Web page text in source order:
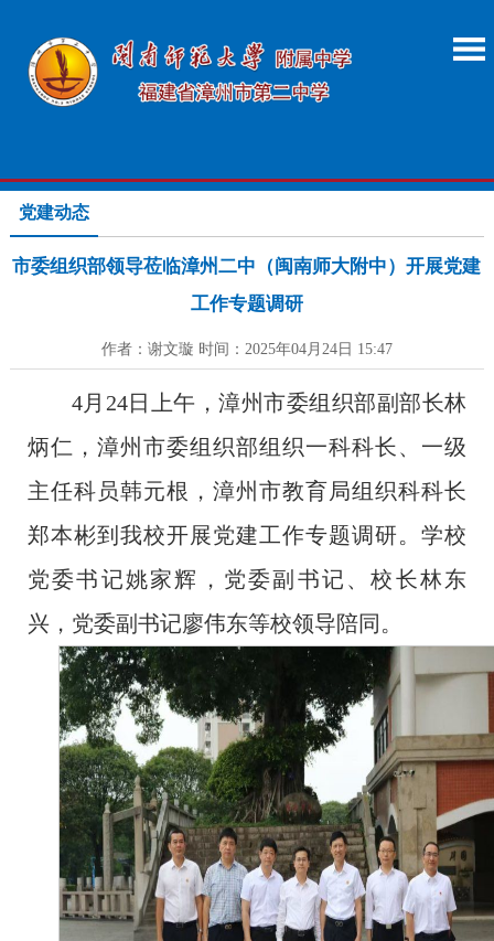
党建动态
市委组织部领导莅临漳州二中（闽南师大附中）开展党建
工作专题调研
作者：谢文璇 时间：2025年04月24日 15:47
4月24日上午，漳州市委组织部副部长林
炳仁，漳州市委组织部组织一科科长、一级
主任科员韩元根，漳州市教育局组织科科长
郑本彬到我校开展党建工作专题调研。学校
党委书记姚家辉，党委副书记、校长林东
兴，党委副书记廖伟东等校领导陪同。